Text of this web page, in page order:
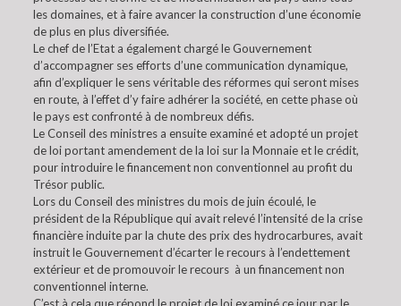
les domaines, et à faire avancer la construction d’une économie
de plus en plus diversifiée.
Le chef de l’Etat a également chargé le Gouvernement
d’accompagner ses efforts d’une communication dynamique,
afin d’expliquer le sens véritable des réformes qui seront mises
en route, à l’effet d’y faire adhérer la société, en cette phase où
le pays est confronté à de nombreux défis.
Le Conseil des ministres a ensuite examiné et adopté un projet
de loi portant amendement de la loi sur la Monnaie et le crédit,
pour introduire le financement non conventionnel au profit du
Trésor public.
Lors du Conseil des ministres du mois de juin écoulé, le
président de la République qui avait relevé l’intensité de la crise
financière induite par la chute des prix des hydrocarbures, avait
instruit le Gouvernement d’écarter le recours à l’endettement
extérieur et de promouvoir le recours à un financement non
conventionnel interne.